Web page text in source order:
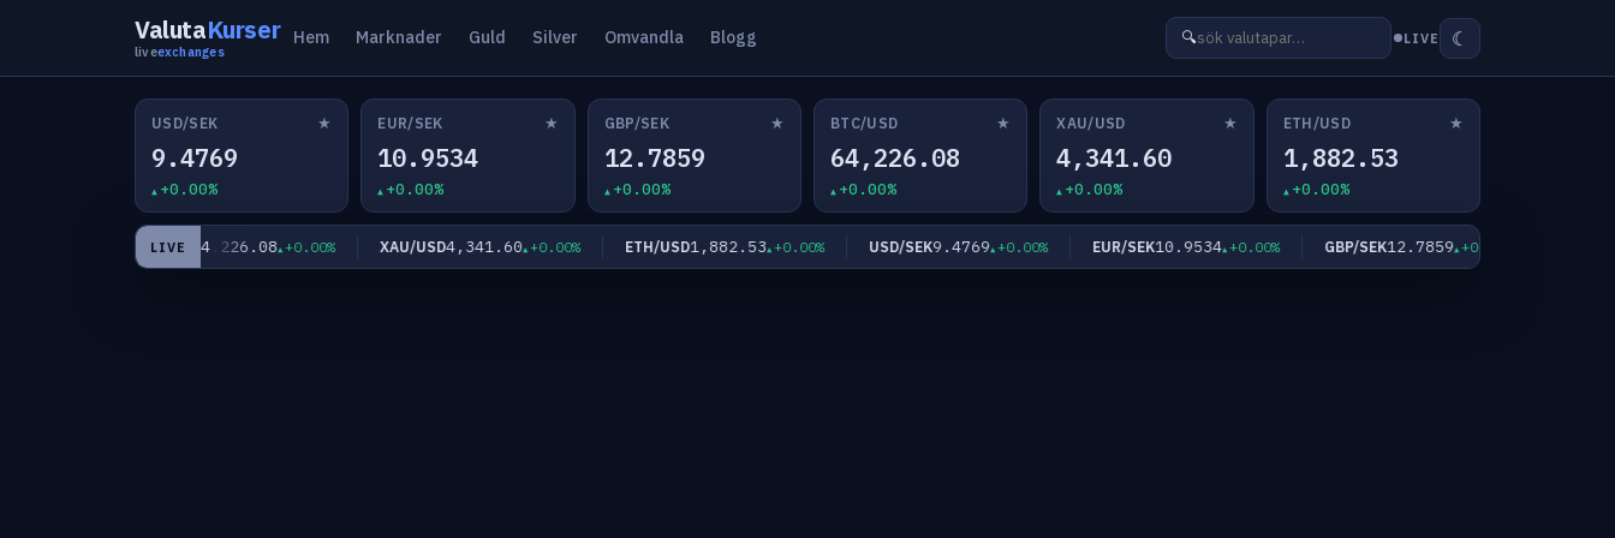
ValutaKurser
liveexchanges
Hem Marknader Guld Silver Omvandla Blogg 🔍 LIVE ☾
USD/SEK ★
9.4769
+0.00%
EUR/SEK ★
10.9534
+0.00%
GBP/SEK ★
12.7859
+0.00%
BTC/USD ★
64,226.08
+0.00%
XAU/USD ★
4,341.60
+0.00%
ETH/USD ★
1,882.53
+0.00%
LIVE
BTC/USD64,226.08 +0.00% XAU/USD4,341.60 +0.00% ETH/USD1,882.53 +0.00% USD/SEK9.4769 +0.00% EUR/SEK10.9534 +0.00% GBP/SEK12.7859 +0.00%